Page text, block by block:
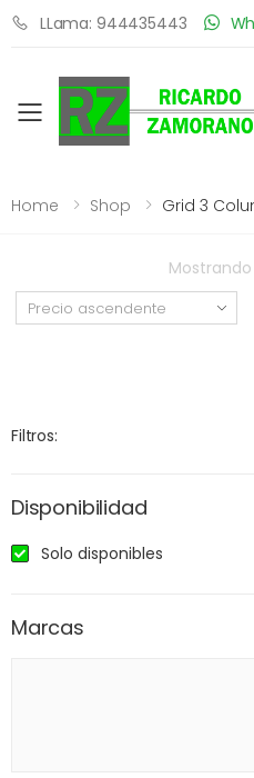
LLama: 944435443
Toggle mobile
Home Shop Grid 3
Mostrando
Filtros:
Disponibilidad
Solo disponibles
Marcas